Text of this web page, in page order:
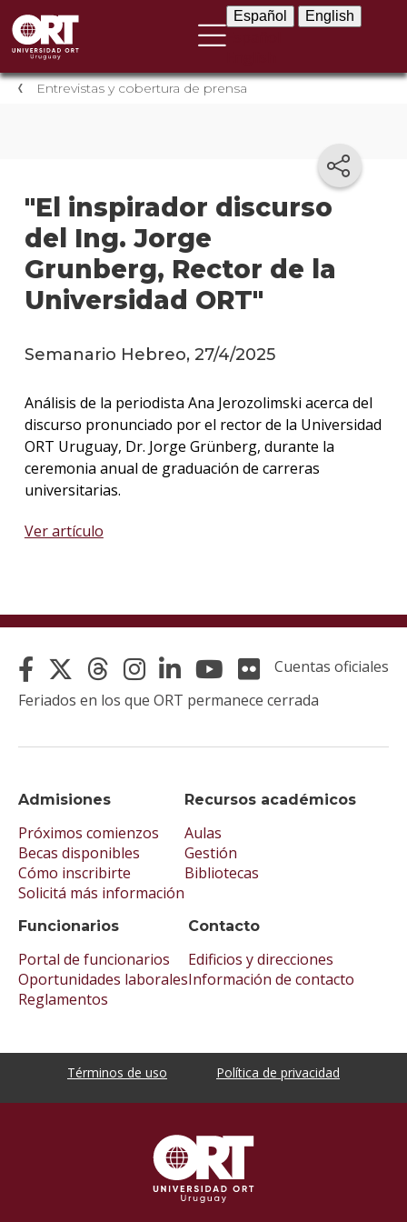
Español English
Entrevistas y cobertura de prensa
"El inspirador discurso
del Ing. Jorge
Grunberg, Rector de la
Universidad ORT"
Semanario Hebreo, 27/4/2025
Análisis de la periodista Ana Jerozolimski acerca del
discurso pronunciado por el rector de la Universidad
ORT Uruguay, Dr. Jorge Grünberg, durante la
ceremonia anual de graduación de carreras
universitarias.
Ver artículo
Admisiones
Próximos comienzos
Becas disponibles
Cómo inscribirte
Solicitá más información
Recursos académicos
Aulas
Gestión
Bibliotecas
Funcionarios
Portal de funcionarios
Oportunidades laborales
Reglamentos
Contacto
Edificios y direcciones
Información de contacto
Cuentas oficiales
Feriados en los que ORT permanece cerrada
Términos de uso Política de privacidad